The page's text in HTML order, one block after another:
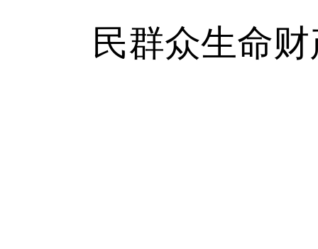
民群众生命